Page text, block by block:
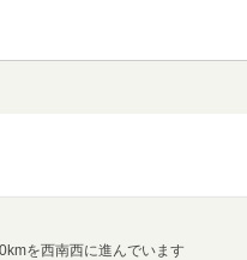
を西南西に進んでいます